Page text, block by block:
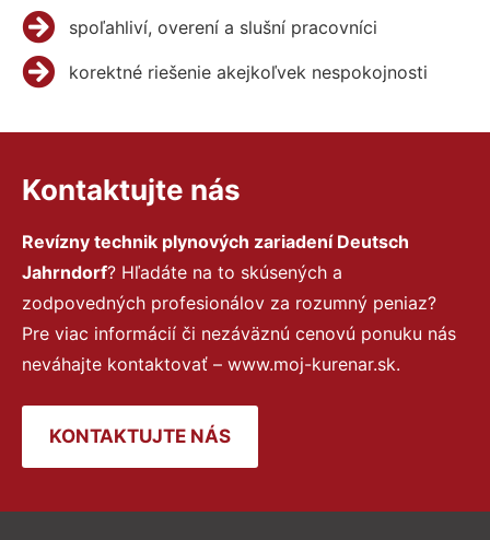
spoľahliví, overení a slušní pracovníci
korektné riešenie akejkoľvek nespokojnosti
Kontaktujte nás
Revízny technik plynových zariadení Deutsch
Jahrndorf? Hľadáte na to skúsených a
zodpovedných profesionálov za rozumný peniaz?
Pre viac informácií či nezáväznú cenovú ponuku nás
neváhajte kontaktovať – www.moj-kurenar.sk.
KONTAKTUJTE NÁS